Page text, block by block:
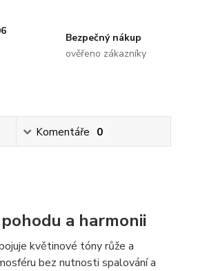
Bezpečný nákup
ověřeno zákazníky
Komentáře 0
a harmonii
květinové tóny růže a
bez nutnosti spalování a